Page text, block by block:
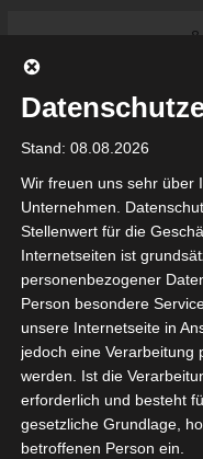
von Google Adsense
Ireland) benötigen wir laut
Daten erhoben,
bitte
Stand: 08.08.2026
Wir freuen uns sehr über
Unternehmen.
Stellenwert für die
Internetseiten ist
personenbezogener
Person besondere
unsere Internetseite in
jedoch eine Verarbeitung
werden. Ist die
erforderlich und besteht
gesetzliche Grundlage,
betroffenen Person ein.